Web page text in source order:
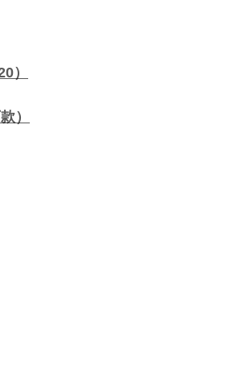
）
）